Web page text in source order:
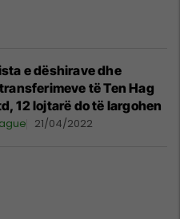
e dëshirave dhe
të Ten Hag
12 lojtarë do të largohen
21/04/2022